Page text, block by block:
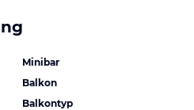
Minibar
Balkon
Balkontyp